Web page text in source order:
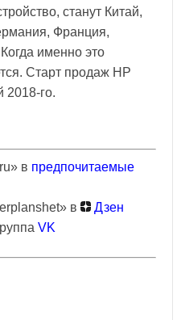
станут Китай,
Франция,
именно это
Старт продаж HP
2018-го.
в предпочитаемые
в
Дзен
VK